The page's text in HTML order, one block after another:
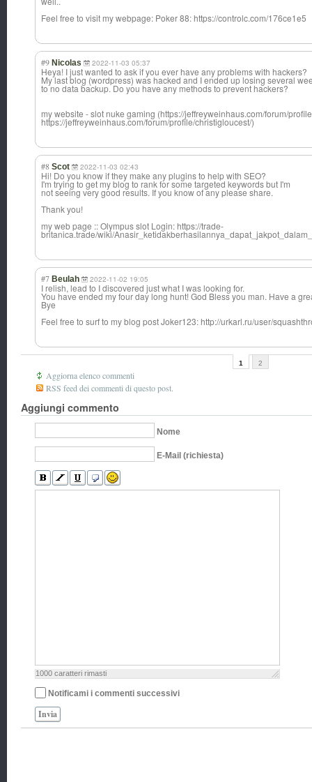
Feel free to visit my webpage: Poker 88: https://controlc.com/176ce1e5
#9 Nicolas 2022-11-03 05:37
Heya! I just wanted to ask if you ever have any problems with hackers?
My last blog (wordpress) was hacked and I ended up losing several
to no data backup. Do you have any methods to prevent hackers?
my website - slot nuke gaming (https://jeffreyweinhaus.com/forum/
https://jeffreyweinhaus.com/forum/profile/christigloucest/)
#8 Scot 2022-11-03 02:43
Hi! Do you know if they make any plugins to help with SEO?
I'm trying to get my blog to rank for some targeted keywords but I'm
not seeing very good results. If you know of any please share.
Thank you!
my web page :: Olympus slot Login: https://trade-
britanica.trade/wiki/
#7 Beulah 2022-11-02 19:05
I relish, lead to I discovered just what I was looking for.
You have ended my four day long hunt! God Bless you man. Have a
Bye
Feel free to surf to my blog post Joker123: http://urkarl.ru/user/
1 2
Aggiorna elenco commenti
RSS feed dei commenti di questo post.
Aggiungi commento
Nome
E-Mail (richiesta)
1000 caratteri rimasti
Notificami i commenti successivi
Invia